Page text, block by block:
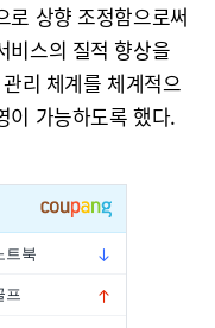
로 상향 조정함으로써
비스의 질적 향상을
리 체계를 체계적으
이 가능하도록 했다.